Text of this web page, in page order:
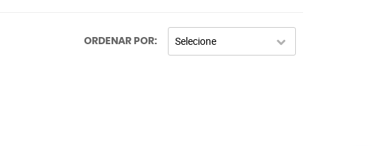
ORDENAR POR Selecione